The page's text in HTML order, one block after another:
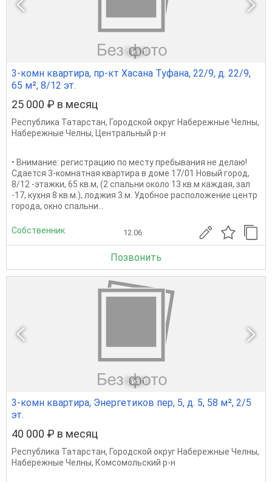
1 из 1
3-комн квартира, пр-кт Хасана Туфана, 22/9, д. 22/9,
65 м², 8/12 эт.
25 000 ₽ в месяц
Республика Татарстан, Городской округ Набережные Челны,
Набережные Челны, Центральный р-н
• Внимание: регистрацию по месту пребывания не делаю!
Сдается 3-комнатная квартира в доме 17/01 Новый город,
8/12 -этажки, 65 кв.м, (2 спальни около 13 кв.м каждая, зал
-17, кухня 8 кв.м.), лоджия 3 м. Удобное расположение центр
города, окно спальни...
Собственник 12.06
Позвонить
1 из 1
3-комн квартира, Энергетиков пер, 5, д. 5, 58 м², 2/5
эт.
40 000 ₽ в месяц
Республика Татарстан, Городской округ Набережные Челны,
Набережные Челны, Комсомольский р-н